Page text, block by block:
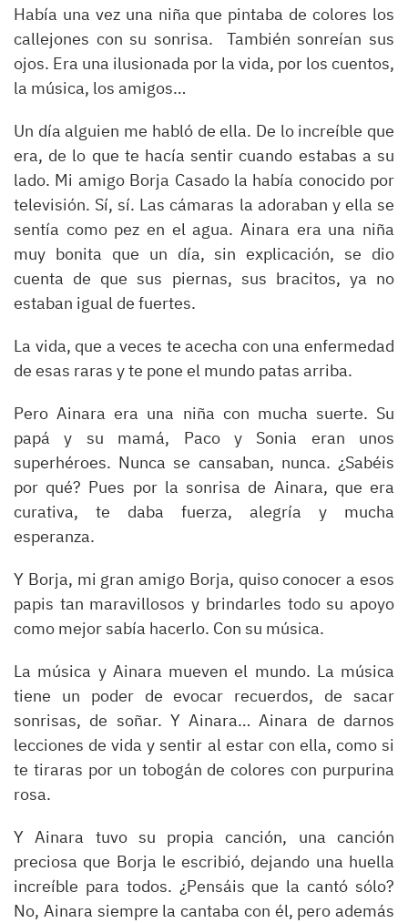
Había una vez una niña que pintaba de colores los
callejones con su sonrisa. También sonreían sus
ojos. Era una ilusionada por la vida, por los cuentos,
la música, los amigos…
Un día alguien me habló de ella. De lo increíble que
era, de lo que te hacía sentir cuando estabas a su
lado. Mi amigo Borja Casado la había conocido por
televisión. Sí, sí. Las cámaras la adoraban y ella se
sentía como pez en el agua. Ainara era una niña
muy bonita que un día, sin explicación, se dio
cuenta de que sus piernas, sus bracitos, ya no
estaban igual de fuertes.
La vida, que a veces te acecha con una enfermedad
de esas raras y te pone el mundo patas arriba.
Pero Ainara era una niña con mucha suerte. Su
papá y su mamá, Paco y Sonia eran unos
superhéroes. Nunca se cansaban, nunca. ¿Sabéis
por qué? Pues por la sonrisa de Ainara, que era
curativa, te daba fuerza, alegría y mucha
esperanza.
Y Borja, mi gran amigo Borja, quiso conocer a esos
papis tan maravillosos y brindarles todo su apoyo
como mejor sabía hacerlo. Con su música.
La música y Ainara mueven el mundo. La música
tiene un poder de evocar recuerdos, de sacar
sonrisas, de soñar. Y Ainara… Ainara de darnos
lecciones de vida y sentir al estar con ella, como si
te tiraras por un tobogán de colores con purpurina
rosa.
Y Ainara tuvo su propia canción, una canción
preciosa que Borja le escribió, dejando una huella
increíble para todos. ¿Pensáis que la cantó sólo?
No, Ainara siempre la cantaba con él, pero además